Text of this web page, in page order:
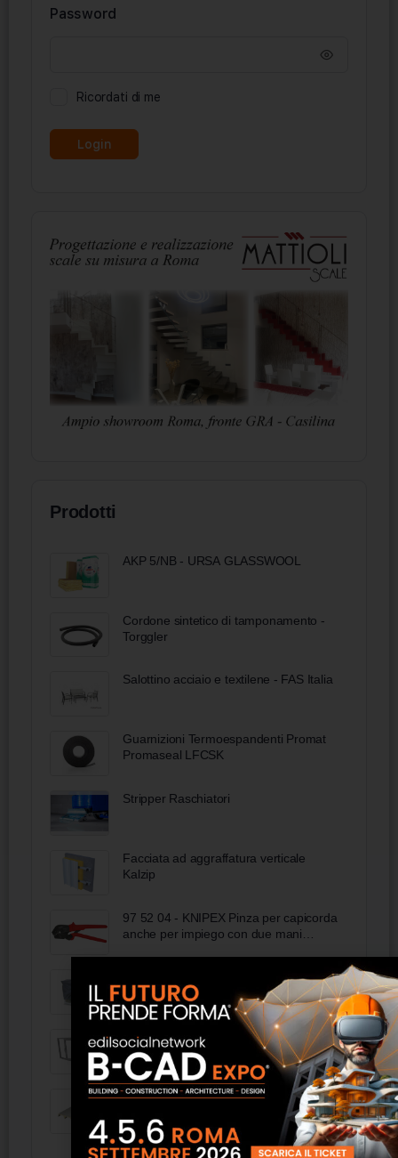
Password
Ricordati di me
Prodotti
AKP 5/NB - URSA GLASSWOOL
Cordone sintetico di tamponamento -
Torggler
Salottino acciaio e textilene - FAS Italia
Guarnizioni Termoespandenti Promat
Promaseal LFCSK
Stripper Raschiatori
Facciata ad aggraffatura verticale
Kalzip
97 52 04 - KNIPEX Pinza per capicorda
anche per impiego con due mani
Cappy – Cappottina invernale per unità
esterna Fintek
porte scorrevoli Tecnocor - Variant
Mono Mega 106 Flagon